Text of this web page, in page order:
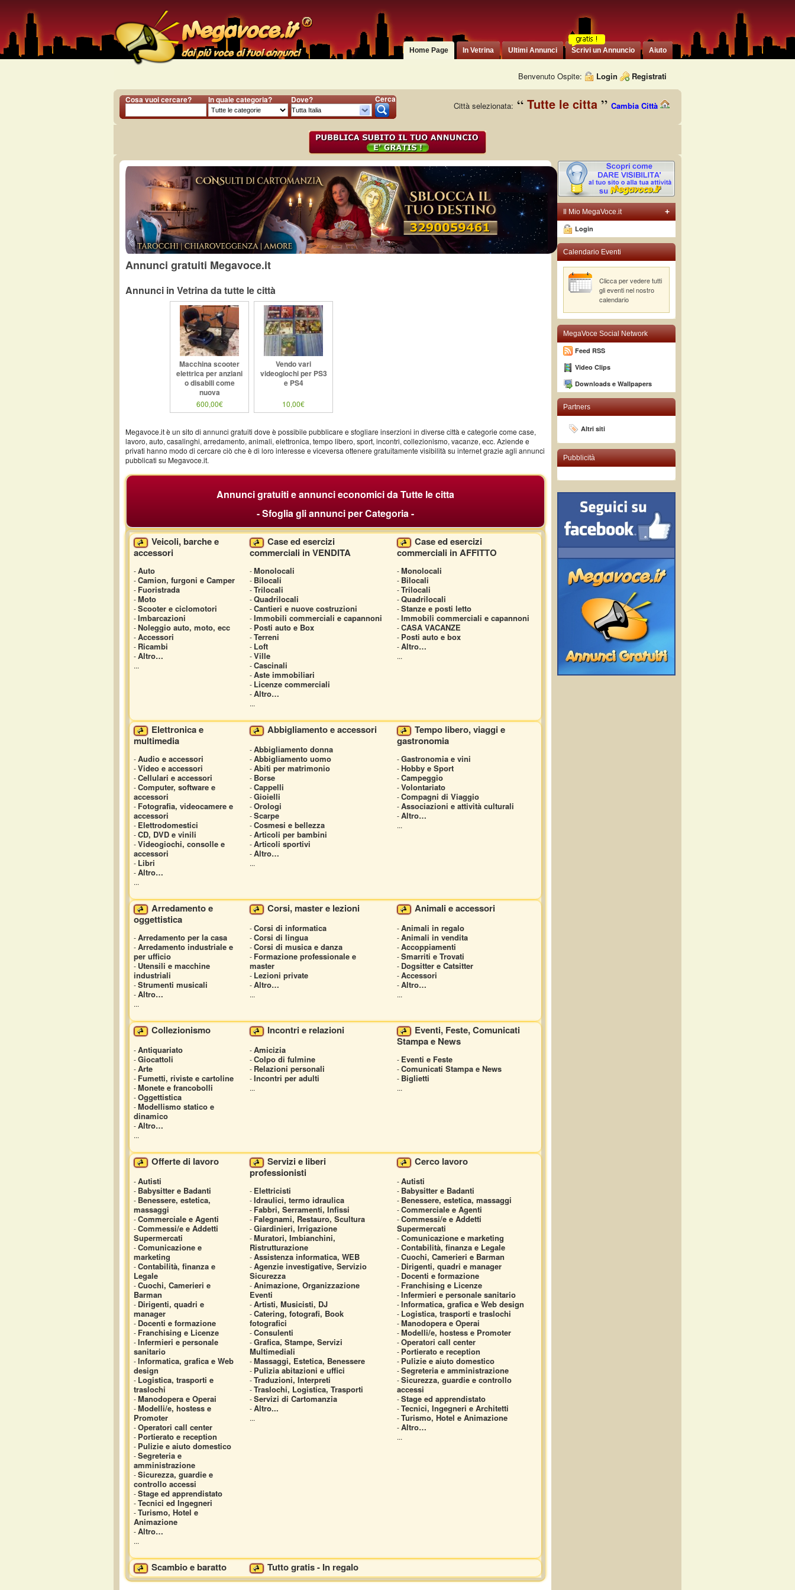
Home Page In Vetrina Ultimi Annunci Scrivi un Annuncio Aiuto
Benvenuto Ospite: Login Registrati
Cosa vuoi cercare? In quale categoria? Dove? Cerca
Città selezionata: Tutte le citta Cambia Città
Annunci gratuiti Megavoce.it
Annunci in Vetrina da tutte le città
Macchina scooter
elettrica per anziani
o disabili come
nuova
600,00€
Vendo vari
videogiochi per PS3
e PS4
10,00€
Megavoce.it è un sito di annunci gratuiti dove è possibile pubblicare e sfogliare inserzioni in diverse città e categorie come case,
lavoro, auto, casalinghi, arredamento, animali, elettronica, tempo libero, sport, incontri, collezionismo, vacanze, ecc. Aziende e
privati hanno modo di cercare ciò che è di loro interesse e viceversa ottenere gratuitamente visibilità su internet grazie agli annunci
pubblicati su Megavoce.it.
Annunci gratuiti e annunci economici da Tutte le citta
- Sfoglia gli annunci per Categoria -
Veicoli, barche e
accessori
-Auto
-Camion, furgoni e Camper
- Fuoristrada
-Moto
-Scooter e ciclomotori
-Imbarcazioni
-Noleggio auto, moto, ecc
-Accessori
- Ricambi
-Altro…
...
Case ed esercizi
commerciali in VENDITA
-Monolocali
- Bilocali
-Trilocali
-Quadrilocali
-Cantieri e nuove costruzioni
-Immobili commerciali e capannoni
- Posti auto e Box
-Terreni
- Loft
-Ville
-Cascinali
-Aste immobiliari
- Licenze commerciali
-Altro…
...
Case ed esercizi
commerciali in AFFITTO
-Monolocali
- Bilocali
-Trilocali
-Quadrilocali
-Stanze e posti letto
-Immobili commerciali e capannoni
-CASA VACANZE
- Posti auto e box
-Altro…
...
Elettronica e
multimedia
-Audio e accessori
-Video e accessori
-Cellulari e accessori
-Computer, software e
accessori
- Fotografia, videocamere e
accessori
- Elettrodomestici
-CD, DVD e vinili
-Videogiochi, consolle e
accessori
- Libri
-Altro…
...
Abbigliamento e accessori
-Abbigliamento donna
-Abbigliamento uomo
-Abiti per matrimonio
- Borse
-Cappelli
-Gioielli
-Orologi
-Scarpe
-Cosmesi e bellezza
-Articoli per bambini
-Articoli sportivi
-Altro…
...
Tempo libero, viaggi e
gastronomia
-Gastronomia e vini
-Hobby e Sport
-Campeggio
-Volontariato
-Compagni di Viaggio
-Associazioni e attività culturali
-Altro…
...
Arredamento e
oggettistica
-Arredamento per la casa
-Arredamento industriale e
per ufficio
- Utensili e macchine
industriali
-Strumenti musicali
-Altro…
...
Corsi, master e lezioni
-Corsi di informatica
-Corsi di lingua
-Corsi di musica e danza
- Formazione professionale e
master
- Lezioni private
-Altro…
...
Animali e accessori
-Animali in regalo
-Animali in vendita
-Accoppiamenti
-Smarriti e Trovati
- Dogsitter e Catsitter
-Accessori
-Altro…
...
Collezionismo
-Antiquariato
-Giocattoli
-Arte
- Fumetti, riviste e cartoline
-Monete e francobolli
-Oggettistica
-Modellismo statico e
dinamico
-Altro…
...
Incontri e relazioni
-Amicizia
-Colpo di fulmine
- Relazioni personali
-Incontri per adulti
...
Eventi, Feste, Comunicati
Stampa e News
- Eventi e Feste
-Comunicati Stampa e News
- Biglietti
...
Offerte di lavoro
-Autisti
- Babysitter e Badanti
- Benessere, estetica,
massaggi
-Commerciale e Agenti
-Commessi/e e Addetti
Supermercati
-Comunicazione e
marketing
-Contabilità, finanza e
Legale
-Cuochi, Camerieri e
Barman
- Dirigenti, quadri e
manager
- Docenti e formazione
- Franchising e Licenze
-Infermieri e personale
sanitario
-Informatica, grafica e Web
design
- Logistica, trasporti e
traslochi
-Manodopera e Operai
-Modelli/e, hostess e
Promoter
-Operatori call center
- Portierato e reception
- Pulizie e aiuto domestico
-Segreteria e
amministrazione
-Sicurezza, guardie e
controllo accessi
-Stage ed apprendistato
-Tecnici ed Ingegneri
-Turismo, Hotel e
Animazione
-Altro…
...
Servizi e liberi
professionisti
- Elettricisti
-Idraulici, termo idraulica
- Fabbri, Serramenti, Infissi
- Falegnami, Restauro, Scultura
-Giardinieri, Irrigazione
-Muratori, Imbianchini,
Ristrutturazione
-Assistenza informatica, WEB
-Agenzie investigative, Servizio
Sicurezza
-Animazione, Organizzazione
Eventi
-Artisti, Musicisti, DJ
-Catering, fotografi, Book
fotografici
-Consulenti
-Grafica, Stampe, Servizi
Multimediali
-Massaggi, Estetica, Benessere
- Pulizia abitazioni e uffici
-Traduzioni, Interpreti
-Traslochi, Logistica, Trasporti
-Servizi di Cartomanzia
-Altro...
...
Cerco lavoro
-Autisti
- Babysitter e Badanti
- Benessere, estetica, massaggi
-Commerciale e Agenti
-Commessi/e e Addetti
Supermercati
-Comunicazione e marketing
-Contabilità, finanza e Legale
-Cuochi, Camerieri e Barman
- Dirigenti, quadri e manager
- Docenti e formazione
- Franchising e Licenze
-Infermieri e personale sanitario
-Informatica, grafica e Web design
- Logistica, trasporti e traslochi
-Manodopera e Operai
-Modelli/e, hostess e Promoter
-Operatori call center
- Portierato e reception
- Pulizie e aiuto domestico
-Segreteria e amministrazione
-Sicurezza, guardie e controllo
accessi
-Stage ed apprendistato
-Tecnici, Ingegneri e Architetti
-Turismo, Hotel e Animazione
-Altro…
...
Scambio e baratto Tutto gratis - In regalo
+
Il Mio MegaVoce.it
Login
Calendario Eventi
Clicca per vedere tutti
gli eventi nel nostro
calendario
MegaVoce Social Network
Feed RSS
Video Clips
Downloads e Wallpapers
Partners
Altri siti
Pubblicità